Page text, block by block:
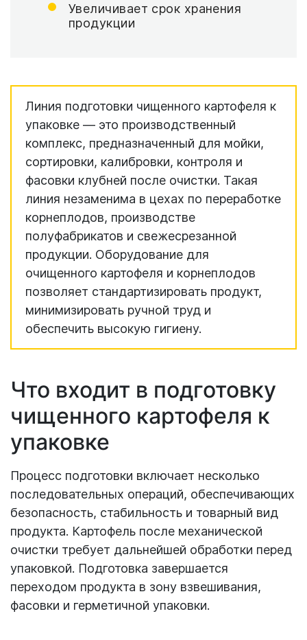
Увеличивает срок хранения
продукции
Линия подготовки чищенного картофеля к
упаковке — это производственный
комплекс, предназначенный для мойки,
сортировки, калибровки, контроля и
фасовки клубней после очистки. Такая
линия незаменима в цехах по переработке
корнеплодов, производстве
полуфабрикатов и свежесрезанной
продукции. Оборудование для
очищенного картофеля и корнеплодов
позволяет стандартизировать продукт,
минимизировать ручной труд и
обеспечить высокую гигиену.
Что входит в подготовку
чищенного картофеля к
упаковке
Процесс подготовки включает несколько
последовательных операций, обеспечивающих
безопасность, стабильность и товарный вид
продукта. Картофель после механической
очистки требует дальнейшей обработки перед
упаковкой. Подготовка завершается
переходом продукта в зону взвешивания,
фасовки и герметичной упаковки.